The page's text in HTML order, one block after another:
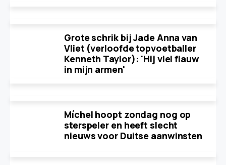
Grote schrik bij Jade Anna van
Vliet (verloofde topvoetballer
Kenneth Taylor): 'Hij viel flauw
in mijn armen'
Míchel hoopt zondag nog op
sterspeler en heeft slecht
nieuws voor Duitse aanwinsten